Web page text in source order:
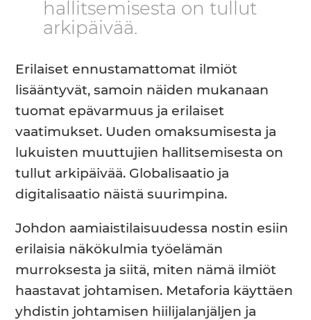
hallitsemisesta on tullut
arkipäivää.
Erilaiset ennustamattomat ilmiöt
lisääntyvät, samoin näiden mukanaan
tuomat epävarmuus ja erilaiset
vaatimukset. Uuden omaksumisesta ja
lukuisten muuttujien hallitsemisesta on
tullut arkipäivää. Globalisaatio ja
digitalisaatio näistä suurimpina.
Johdon aamiaistilaisuudessa nostin esiin
erilaisia näkökulmia työelämän
murroksesta ja siitä, miten nämä ilmiöt
haastavat johtamisen. Metaforia käyttäen
yhdistin johtamisen hiilijalanjäljen ja